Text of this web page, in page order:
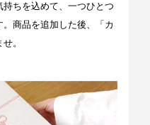
ちを込めて、一つひとつ
商品を追加した後、「カ
。